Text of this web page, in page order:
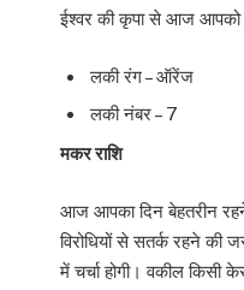
ईश्वर की कृपा से आज आपको
लकी रंग – ऑरेंज
लकी नंबर – 7
मकर राशि
आज आपका दिन बेहतरीन
विरोधियों से सतर्क रहने
में चर्चा होगी। वकील